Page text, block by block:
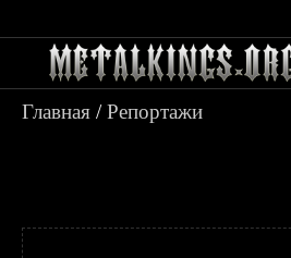
Главная /Репортажи